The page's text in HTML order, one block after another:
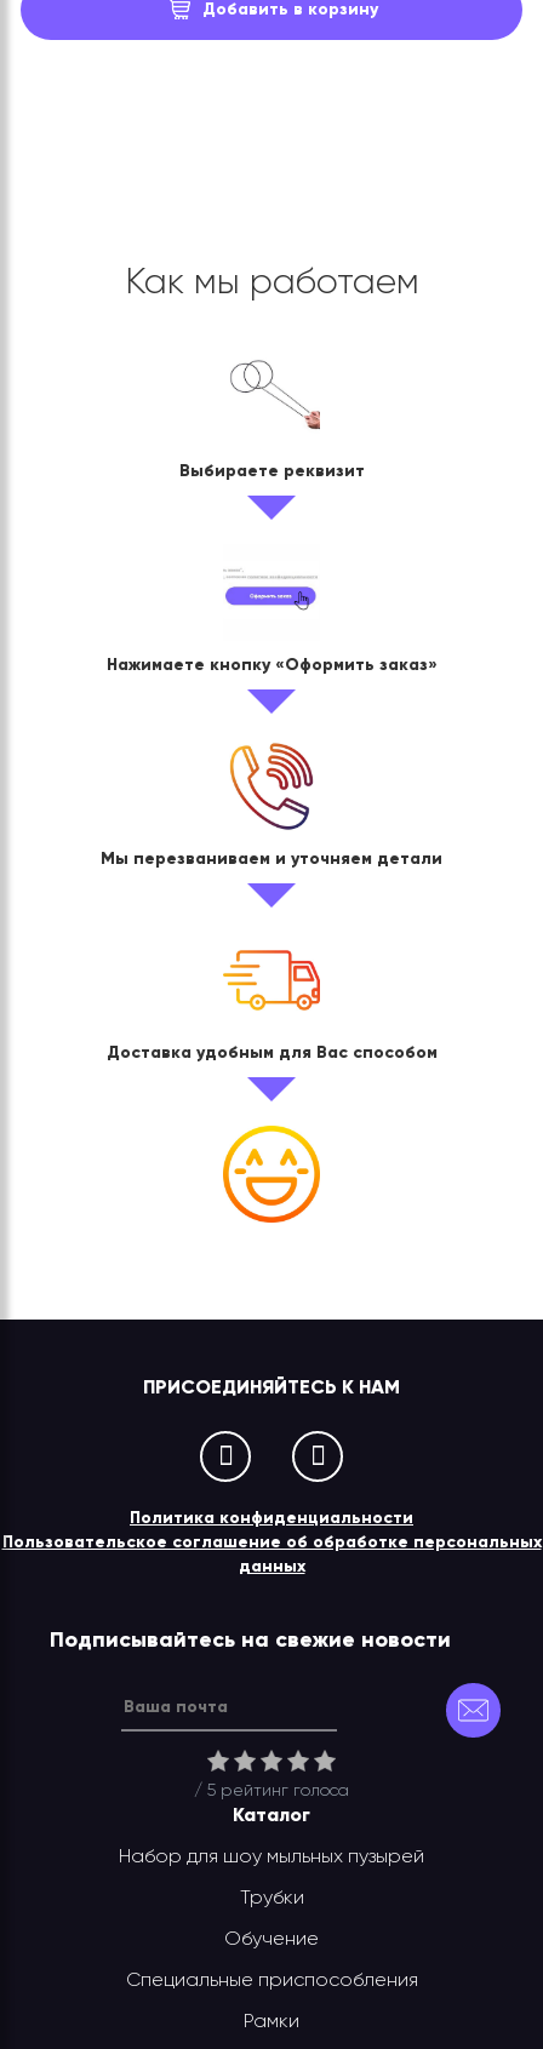
Добавить в корзину
Как мы работаем
Выбираете реквизит
Нажимаете кнопку «Оформить заказ»
Мы перезваниваем и уточняем детали
Доставка удобным для Вас способом
ПРИСОЕДИНЯЙТЕСЬ К НАМ
Политика конфиденциальности
Пользовательское соглашение об обработке персональных
данных
Подписывайтесь на свежие новости
/ 5 рейтинг голоса
Каталог
Набор для шоу мыльных пузырей
Трубки
Обучение
Специальные приспособления
Рамки